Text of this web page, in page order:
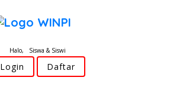
Halo, Siswa & Siswi
Login Daftar